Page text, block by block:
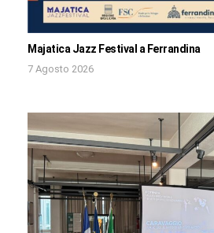
Majatica Jazz Festival a Ferrandina
7 Agosto 2026